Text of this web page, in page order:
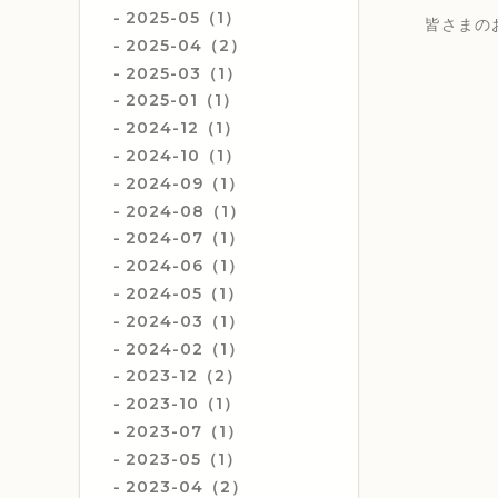
2025-05（1）
2025-04（2）
2025-03（1）
2025-01（1）
2024-12（1）
2024-10（1）
2024-09（1）
2024-08（1）
2024-07（1）
2024-06（1）
2024-05（1）
2024-03（1）
2024-02（1）
2023-12（2）
2023-10（1）
2023-07（1）
2023-05（1）
2023-04（2）
皆さまの